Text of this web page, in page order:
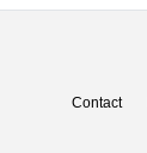
Contact